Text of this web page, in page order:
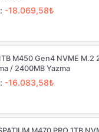
-18.069,58₺
M450 Gen4 NVME M.2
/ 2400MB Yazma
-16.083,58₺